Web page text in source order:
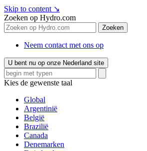
Skip to content ↘
Zoeken op Hydro.com
Zoeken
Neem contact met ons op
U bent nu op onze Nederland site
Kies de gewenste taal
Global
Argentinië
België
Brazilië
Canada
Denemarken